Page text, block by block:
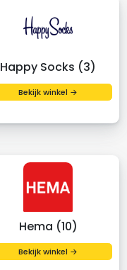
Happy Socks (3)
Bekijk winkel →
Hema (10)
Bekijk winkel →